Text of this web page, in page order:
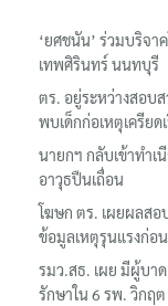
‘ยศชนัน’ ร่วมบริจา
เทพศิรินทร์ นนทบุรี
ตร. อยู่ระหว่างสอบส
พบเด็กก่อเหตุเครียด
นายกฯ กลับเข้าทำ
อาวุธปืนเถื่อน
โฆษก ตร. เผยผลสอ
ข้อมูลเหตุรุนแรงก่อ
รมว.สธ. เผย มีผู้บาด
รักษาใน 6 รพ. วิกฤต